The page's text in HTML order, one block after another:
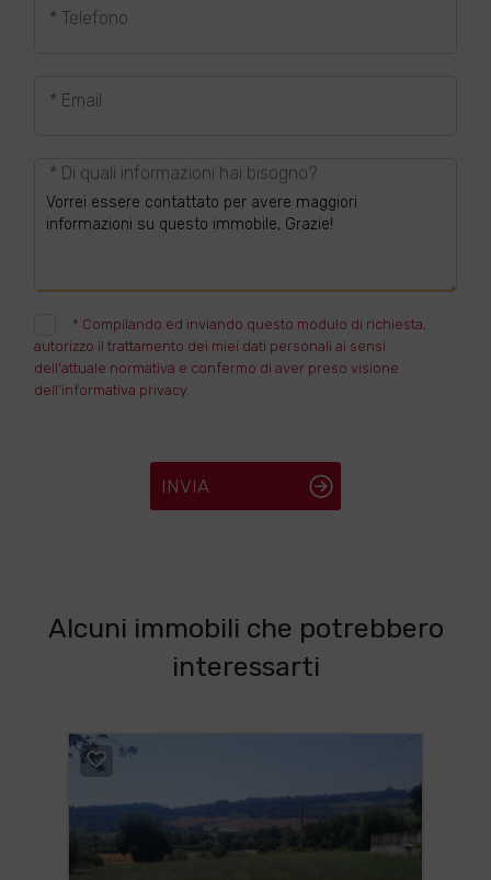
* Telefono
* Email
* Di quali informazioni hai bisogno?
* Compilando ed inviando questo modulo di richiesta,
autorizzo il trattamento dei miei dati personali ai sensi
dell'attuale normativa e confermo di aver preso visione
dell'informativa privacy.
INVIA
Alcuni immobili che potrebbero
interessarti